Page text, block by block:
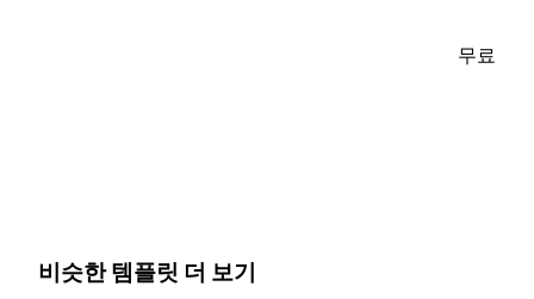
무료
비슷한 템플릿 더 보기